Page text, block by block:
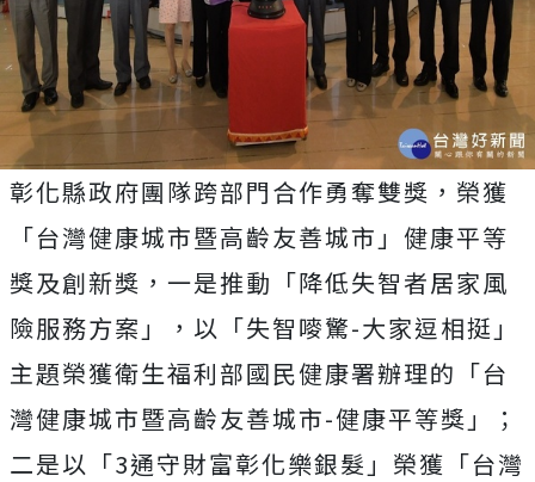
彰化縣政府團隊跨部門合作勇奪雙獎，榮獲
「台灣健康城市暨高齡友善城市」健康平等
獎及創新獎，一是推動「降低失智者居家風
險服務方案」，以「失智嘜驚-大家逗相挺」
主題榮獲衛生福利部國民健康署辦理的「台
灣健康城市暨高齡友善城市-健康平等獎」；
二是以「3通守財富彰化樂銀髮」榮獲「台灣